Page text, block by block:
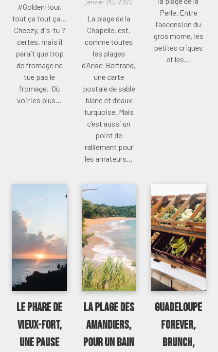
#GoldenHour,
tout ça tout ça…
Cheezy, dis-tu ?
certes, mais il
parait que trop
de fromage ne
tue pas le
fromage. Où
voir les plus…
janvier 20, 2022
La plage de la
Chapelle, est,
comme toutes
les plages
d’Anse-Bertrand,
une carte
postale de sable
blanc et d’eaux
turquoise. Mais
c’est aussi un
point de
ralliement pour
les amateurs…
Perle. Entre
l’ascension du
gros morne, les
petites criques
et les…
Le phare de
Vieux-Fort,
une pause
La plage des
amandiers,
pour un bain
Guadeloupe
forever,
brunch,